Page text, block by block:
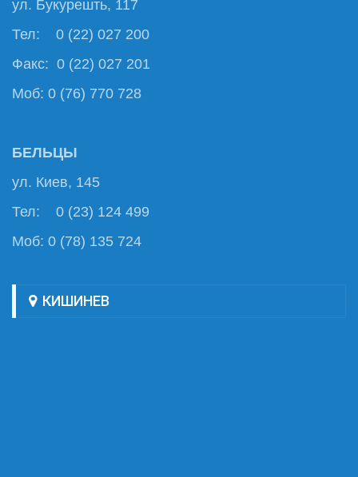
ул. Букурешть, 117
Тел: 0 (22) 027 200
Факс: 0 (22) 027 201
Моб: 0 (76) 770 728
БЕЛЬЦЫ
ул. Киев, 145
Тел: 0 (23) 124 499
Моб: 0 (78) 135 724
КИШИНЕВ